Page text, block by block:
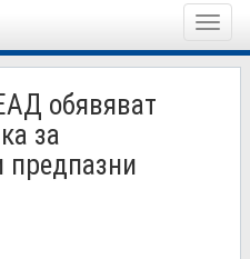
Toggle
обявяват
за
предпазни